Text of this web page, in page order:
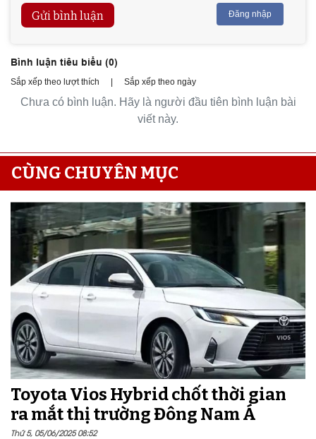
Gửi bình luận Đăng nhập
Bình luận tiêu biểu (0)
Sắp xếp theo lượt thích Sắp xếp theo ngày
Chưa có bình luận. Hãy là người đầu tiên bình luận bài
viết này.
CÙNG CHUYÊN MỤC
Toyota Vios Hybrid chốt thời gian
ra mắt thị trường Đông Nam Á
Thứ 5, 05/06/2025 08:52